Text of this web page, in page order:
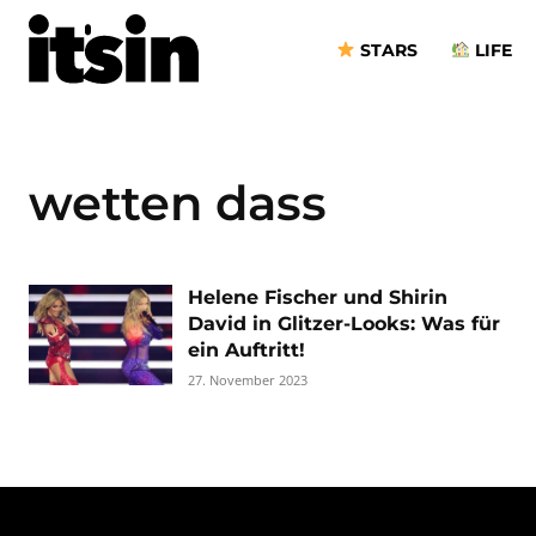
STARS LIFE
wetten dass
Helene Fischer und Shirin
David in Glitzer-Looks: Was für
ein Auftritt!
27. November 2023